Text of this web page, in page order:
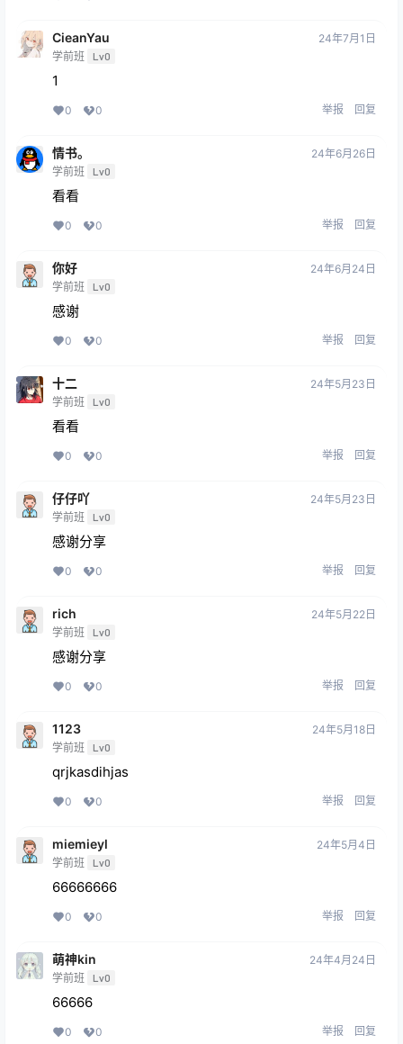
CieanYau
学前班 Lv0
24年7月1日
1
0 0 举报 回复
情书。
学前班 Lv0
24年6月26日
看看
0 0 举报 回复
你好
学前班 Lv0
24年6月24日
感谢
0 0 举报 回复
十二
学前班 Lv0
24年5月23日
看看
0 0 举报 回复
仔仔吖
学前班 Lv0
24年5月23日
感谢分享
0 0 举报 回复
rich
学前班 Lv0
24年5月22日
感谢分享
0 0 举报 回复
1123
学前班 Lv0
24年5月18日
qrjkasdihjas
0 0 举报 回复
miemieyl
学前班 Lv0
24年5月4日
66666666
0 0 举报 回复
萌神kin
学前班 Lv0
24年4月24日
66666
0 0 举报 回复